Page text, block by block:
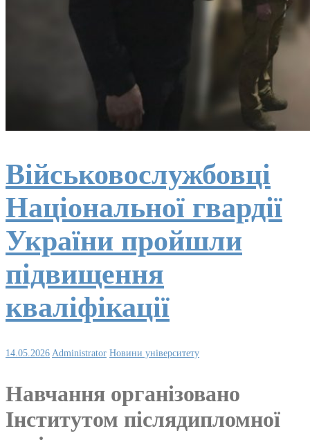
Військовослужбовці
Національної гвардії
України пройшли
підвищення
кваліфікації
14.05.2026 Administrator Новини університету
Навчання організовано
Інститутом післядипломної